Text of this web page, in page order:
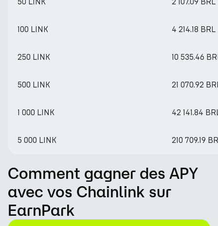
100 LINK 4 214.18 BRL
250 LINK 10 535.46
500 LINK 21 070.92
1 000 LINK 42 141.84
5 000 LINK 210 709.19
Comment gagner des APY
avec vos Chainlink sur
EarnPark